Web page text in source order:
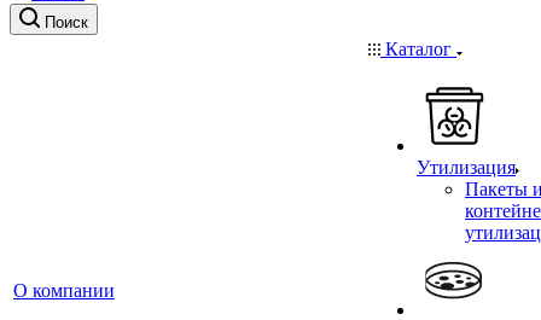
Поиск
О компании
Каталог
Утилизация
Пакеты